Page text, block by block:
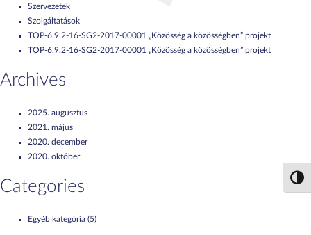
Szervezetek
Szolgáltatások
TOP-6.9.2-16-SG2-2017-00001 „Közösség a közösségben” projekt
TOP-6.9.2-16-SG2-2017-00001 „Közösség a közösségben” projekt
Archives
2025. augusztus
2021. május
2020. december
2020. október
Categories
Egyéb kategória (5)